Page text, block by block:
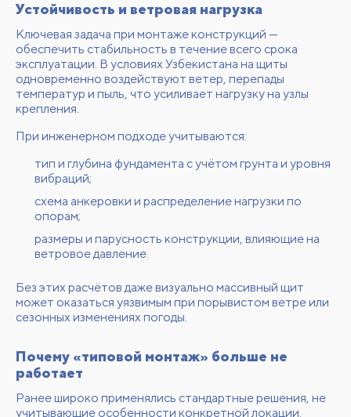
Устойчивость и ветровая нагрузка
Ключевая задача при монтаже конструкций —
обеспечить стабильность в течение всего срока
эксплуатации. В условиях Узбекистана на щиты
одновременно воздействуют ветер, перепады
температур и пыль, что усиливает нагрузку на узлы
крепления.
При инженерном подходе учитываются:
тип и глубина фундамента с учётом грунта и уровня
вибраций;
схема анкеровки и распределение нагрузки по
опорам;
размеры и парусность конструкции, влияющие на
ветровое давление.
Без этих расчётов даже визуально массивный щит
может оказаться уязвимым при порывистом ветре или
сезонных изменениях погоды.
Почему «типовой монтаж» больше не
работает
Ранее широко применялись стандартные решения, не
учитывающие особенности конкретной локации.